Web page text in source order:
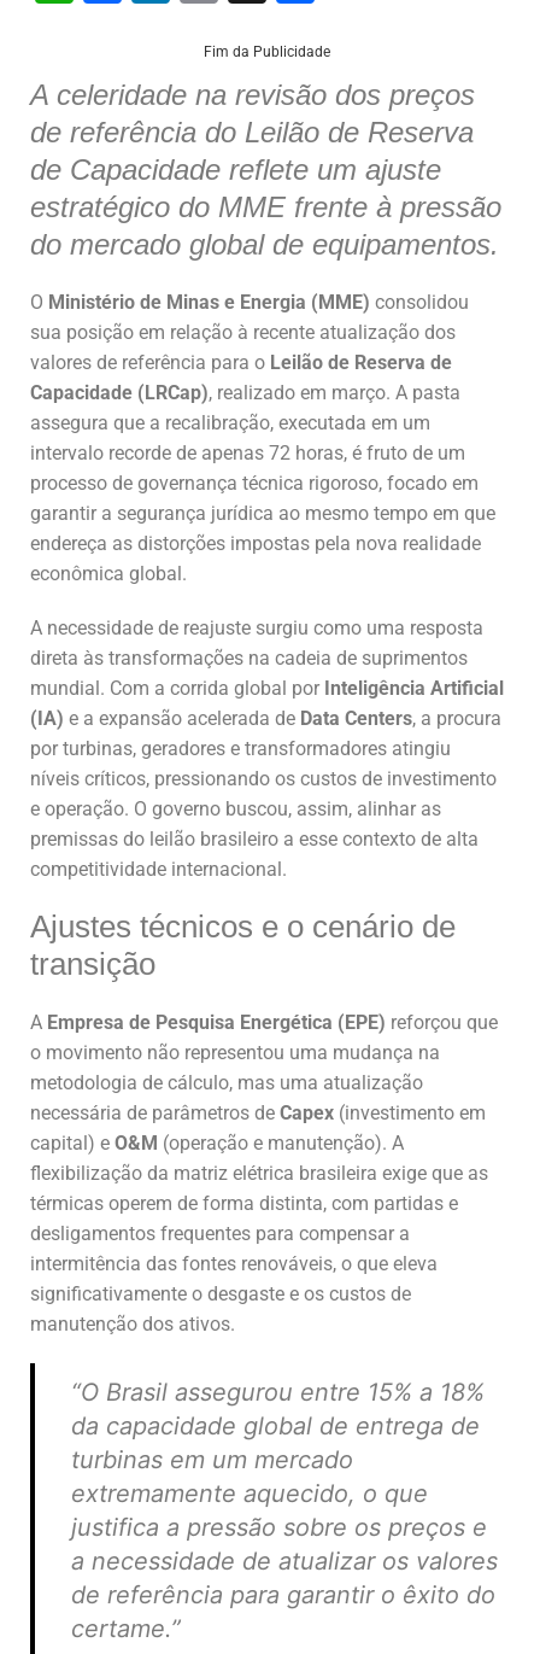
s
A
p
p
e
b
o
o
k
e
dI
n
ai
l
ar
e
Fim da Publicidade
A celeridade na revisão dos preços
de referência do Leilão de Reserva
de Capacidade reflete um ajuste
estratégico do MME frente à pressão
do mercado global de equipamentos.
O Ministério de Minas e Energia (MME) consolidou
sua posição em relação à recente atualização dos
valores de referência para o Leilão de Reserva de
Capacidade (LRCap), realizado em março. A pasta
assegura que a recalibração, executada em um
intervalo recorde de apenas 72 horas, é fruto de um
processo de governança técnica rigoroso, focado em
garantir a segurança jurídica ao mesmo tempo em que
endereça as distorções impostas pela nova realidade
econômica global.
A necessidade de reajuste surgiu como uma resposta
direta às transformações na cadeia de suprimentos
mundial. Com a corrida global por Inteligência Artificial
(IA) e a expansão acelerada de Data Centers, a procura
por turbinas, geradores e transformadores atingiu
níveis críticos, pressionando os custos de investimento
e operação. O governo buscou, assim, alinhar as
premissas do leilão brasileiro a esse contexto de alta
competitividade internacional.
Ajustes técnicos e o cenário de
transição
A Empresa de Pesquisa Energética (EPE) reforçou que
o movimento não representou uma mudança na
metodologia de cálculo, mas uma atualização
necessária de parâmetros de Capex (investimento em
capital) e O&M (operação e manutenção). A
flexibilização da matriz elétrica brasileira exige que as
térmicas operem de forma distinta, com partidas e
desligamentos frequentes para compensar a
intermitência das fontes renováveis, o que eleva
significativamente o desgaste e os custos de
manutenção dos ativos.
“O Brasil assegurou entre 15% a 18%
da capacidade global de entrega de
turbinas em um mercado
extremamente aquecido, o que
justifica a pressão sobre os preços e
a necessidade de atualizar os valores
de referência para garantir o êxito do
certame.”